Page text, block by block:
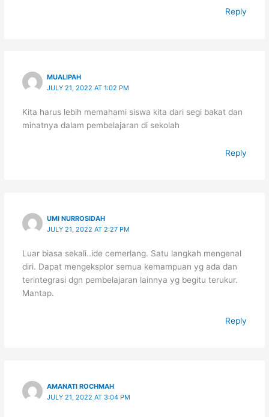
Reply
MUALIPAH
JULY 21, 2022 AT 1:02 PM
Kita harus lebih memahami siswa kita dari segi bakat dan
minatnya dalam pembelajaran di sekolah
Reply
UMI NURROSIDAH
JULY 21, 2022 AT 2:27 PM
Luar biasa sekali..ide cemerlang. Satu langkah mengenal
diri. Dapat mengeksplor semua kemampuan yg ada dan
terintegrasi dgn pembelajaran lainnya yg begitu terukur.
Mantap.
Reply
AMANATI ROCHMAH
JULY 21, 2022 AT 3:04 PM